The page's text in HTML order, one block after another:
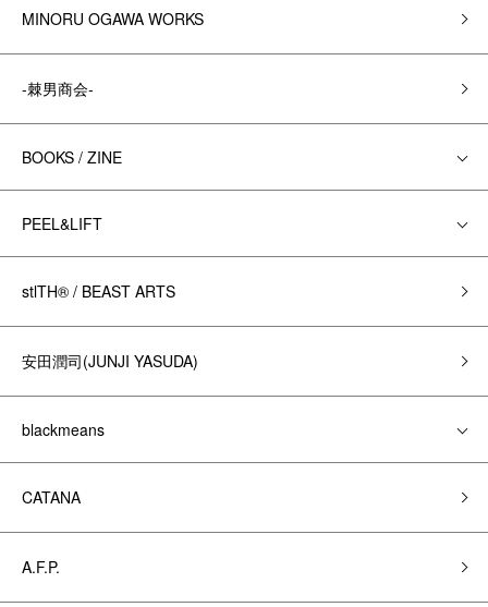
MINORU OGAWA WORKS
-棘男商会-
BOOKS / ZINE
PEEL&LIFT
stlTH® / BEAST ARTS
安田潤司(JUNJI YASUDA)
blackmeans
CATANA
A.F.P.